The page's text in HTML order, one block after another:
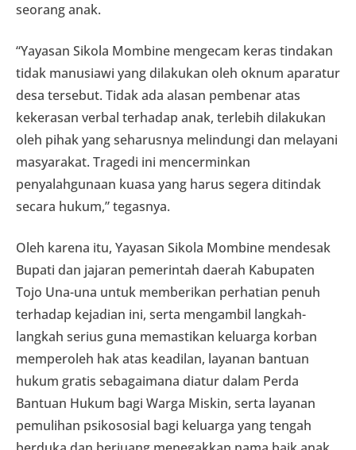
seorang anak.
“Yayasan Sikola Mombine mengecam keras tindakan
tidak manusiawi yang dilakukan oleh oknum aparatur
desa tersebut. Tidak ada alasan pembenar atas
kekerasan verbal terhadap anak, terlebih dilakukan
oleh pihak yang seharusnya melindungi dan melayani
masyarakat. Tragedi ini mencerminkan
penyalahgunaan kuasa yang harus segera ditindak
secara hukum,” tegasnya.
Oleh karena itu, Yayasan Sikola Mombine mendesak
Bupati dan jajaran pemerintah daerah Kabupaten
Tojo Una-una untuk memberikan perhatian penuh
terhadap kejadian ini, serta mengambil langkah-
langkah serius guna memastikan keluarga korban
memperoleh hak atas keadilan, layanan bantuan
hukum gratis sebagaimana diatur dalam Perda
Bantuan Hukum bagi Warga Miskin, serta layanan
pemulihan psikososial bagi keluarga yang tengah